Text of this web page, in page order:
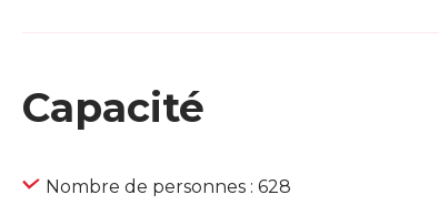
Capacité
Nombre de personnes : 628